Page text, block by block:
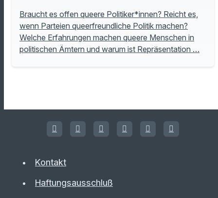
Braucht es offen queere Politiker*innen? Reicht es,
wenn Parteien queerfreundliche Politik machen?
Welche Erfahrungen machen queere Menschen in
politischen Ämtern und warum ist Repräsentation …
Kontakt
Haftungsausschluß